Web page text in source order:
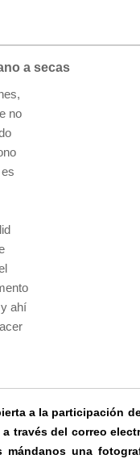
a secas
no
ahí
a la participación
través del correo
mándanos una